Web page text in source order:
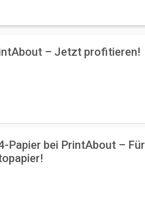
– Jetzt profitieren!
Papier bei PrintAbout – Für